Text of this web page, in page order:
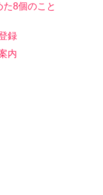
8個のこと
録
内